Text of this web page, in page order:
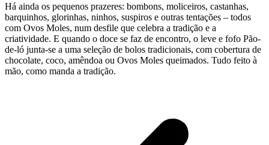
Há ainda os pequenos prazeres: bombons, moliceiros, castanhas,
barquinhos, glorinhas, ninhos, suspiros e outras tentações – todos
com Ovos Moles, num desfile que celebra a tradição e a
criatividade. E quando o doce se faz de encontro, o leve e fofo Pão-
de-ló junta-se a uma seleção de bolos tradicionais, com cobertura de
chocolate, coco, amêndoa ou Ovos Moles queimados. Tudo feito à
mão, como manda a tradição.